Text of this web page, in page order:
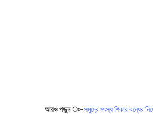
আরও পড়ুন ঃ–সমুদ্রে মৎস্য শিকার বন্ধের